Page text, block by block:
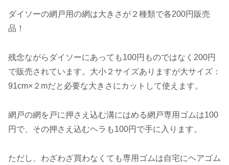
ダイソーの網戸用の網は大きさが２種類で各200円販売
品！
残念ながらダイソーにあっても100円ものではなく200円
で販売されています。大小２サイズありますが大サイズ：
91cm×２mだと必要な大きさにカットして使えます。
網戸の網を戸に押さえ込む溝にはめる網戸専用ゴムは100
円で、その押さえ込むヘラも100円で手に入ります。
ただし、わざわざ買わなくても専用ゴムは自宅にヘアゴム